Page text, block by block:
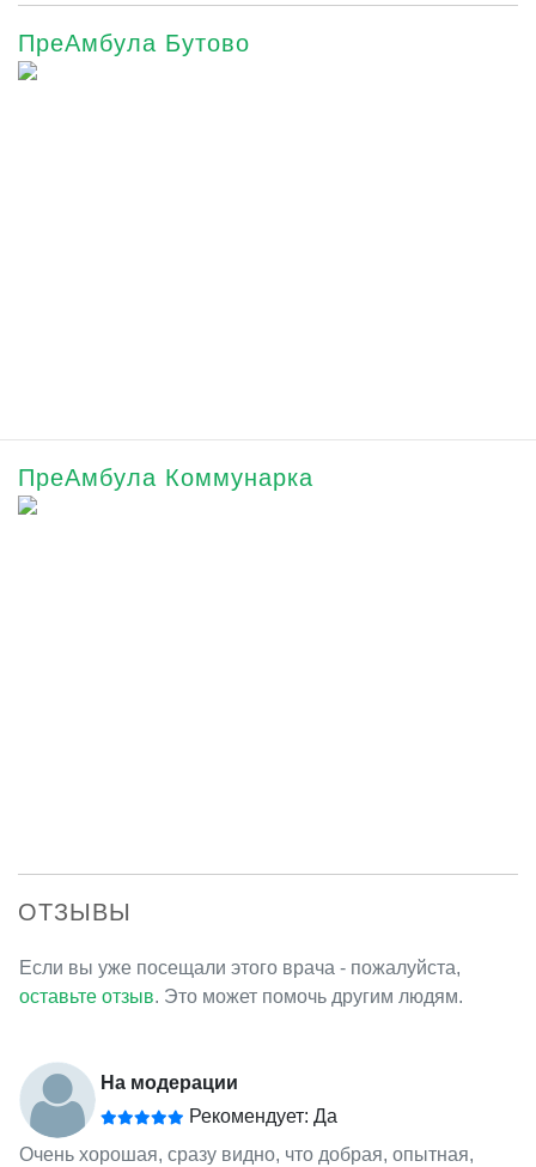
ПреАмбула Бутово
ПреАмбула Коммунарка
ОТЗЫВЫ
Если вы уже посещали этого врача - пожалуйста,
оставьте отзыв. Это может помочь другим людям.
На модерации
Рекомендует: Да
Очень хорошая, сразу видно, что добрая, опытная,